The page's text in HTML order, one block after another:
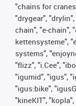
"chains for
"drygear",
chain", "e-chain",
kettensysteme",
systems",
"flizz", "i.Cee",
"igumid", "igus",
"igus:bike",
"kineKIT",